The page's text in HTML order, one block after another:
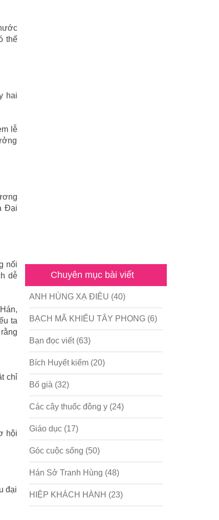
thể
hai
lễ
Ðại
nổi
dễ
ta
chỉ
hội
đại
Chuyên mục bài viết
ANH HÙNG XẠ ĐIÊU (40)
BẠCH MÃ KHIẾU TÂY PHONG(6)
Bạn đọc viết(63)
Bích Huyết kiếm(20)
Bố già (32)
Các cây thuốc đông y(24)
Giáo dục(17)
Góc cuộc sống (50)
Hán Sở Tranh Hùng (48)
HIỆP KHÁCH HÀNH (23)